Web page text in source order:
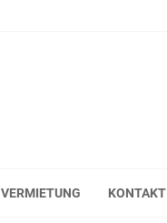
VERMIETUNG KONTAKT